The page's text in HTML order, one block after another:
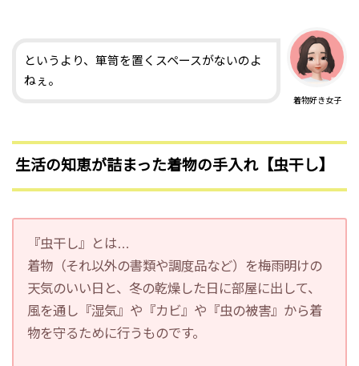
着物好き女子
というより、箪笥を置くスペースがないのよ
ねぇ。
生活の知恵が詰まった着物の手入れ【虫干し】
『虫干し』とは…
着物（それ以外の書類や調度品など）を梅雨明けの
天気のいい日と、冬の乾燥した日に部屋に出して、
風を通し『湿気』や『カビ』や『虫の被害』から着
物を守るために行うものです。